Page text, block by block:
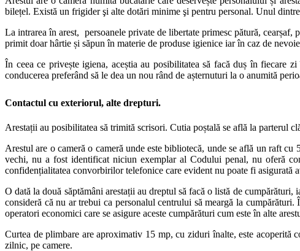
bilețel. Există un frigider şi alte dotări minime şi pentru personal. Unul
La intrarea în arest, persoanele private de libertate primesc pătură,
primit doar hârtie și săpun în materie de produse igienice iar în caz de
În ceea ce privește igiena, aceștia au posibilitatea să facă duș în fiecare
conducerea preferând să le dea un nou rând de așternuturi la o anumită
Contactul cu exteriorul, alte drepturi.
Arestații au posibilitatea să trimită scrisori. Cutia poștală se află la parterul
Arestul are o cameră o cameră unde este bibliotecă, unde se află un raft
vechi, nu a fost identificat niciun exemplar al Codului penal, nu oferă
confidențialitatea convorbirilor telefonice care evident nu poate fi asigurată
O dată la două săptămâni arestații au dreptul să facă o listă de
consideră că nu ar trebui ca personalul centrului să meargă la
operatori economici care se asigure aceste cumpărături cum este în alte
Curtea de plimbare are aproximativ 15 mp, cu ziduri înalte, este acoperită
zilnic, pe camere.